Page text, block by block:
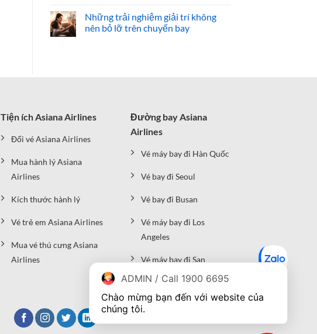
Những trải nghiệm giải trí không
nên bỏ lỡ trên chuyến bay
Tiện ích Asiana Airlines
Đổi vé Asiana Airlines
Mua hành lý Asiana
Airlines
Kích thước hành lý
Vé trẻ em Asiana Airlines
Mua vé thú cưng Asiana
Airlines
Đường bay Asiana
Airlines
Vé máy bay đi Hàn Quốc
Vé bay đi Seoul
Vé bay đi Busan
Vé máy bay đi Los
Angeles
Vé máy bay đi San
Francisco
ADMIN / Call 1900 6695
Chào mừng bạn đến với website của
chúng tôi.